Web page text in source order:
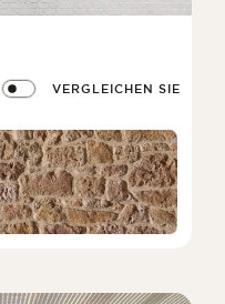
VERGLEICHEN SIE